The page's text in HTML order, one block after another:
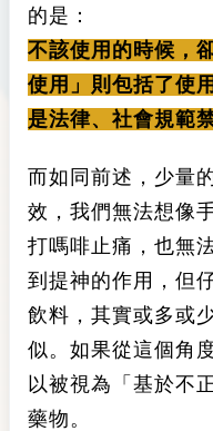
的是：
不該使用的時候，
使用」則包括了使
是法律、社會規範
而如同前述，少量
效，我們無法想像
打嗎啡止痛，也無
到提神的作用，但
飲料，其實或多或
似。如果從這個角
以被視為「基於不
藥物。